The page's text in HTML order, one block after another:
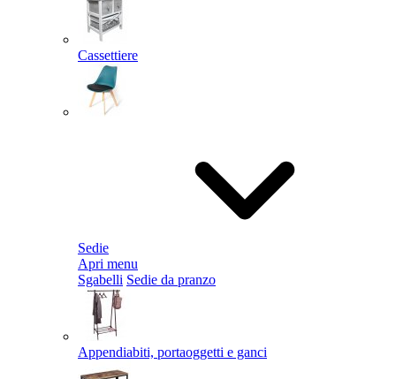
Cassettiere
Sedie
Apri menu
Sgabelli Sedie da pranzo
Appendiabiti, portaoggetti e ganci